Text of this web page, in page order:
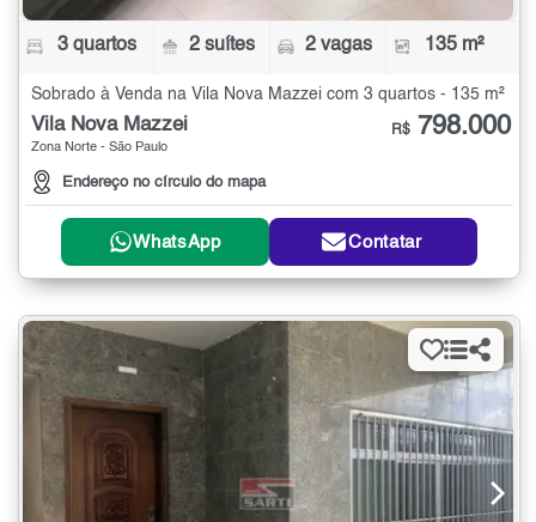
3 quartos 2 suítes 2 vagas 135 m²
Sobrado à Venda na Vila Nova Mazzei com 3 quartos - 135 m²
Vila Nova Mazzei
Zona Norte - São Paulo
Endereço no círculo do mapa
R$ 798.000
WhatsApp Contatar